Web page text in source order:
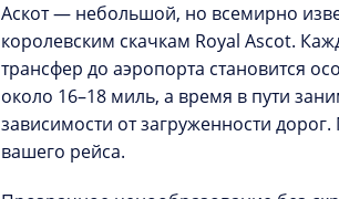
Аскот — небольшой, но всемирно
королевским скачкам Royal Ascot.
трансфер до аэропорта становится
около 16–18 миль, а время в пути
зависимости от загруженности
вашего рейса.